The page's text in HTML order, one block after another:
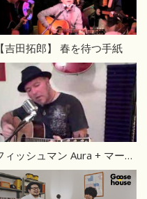
【吉田拓郎】 春を待つ手紙
フィッシュマン Aura + マーティン